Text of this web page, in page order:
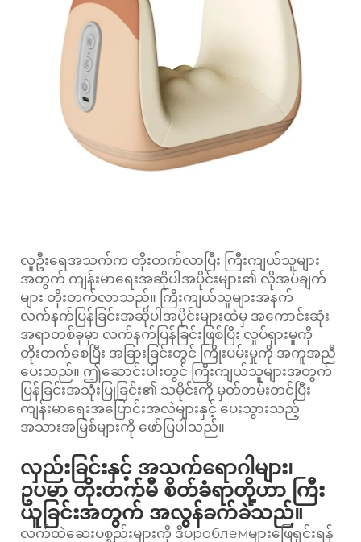
လူဦးရေအသက်က တိုးတက်လာပြီး ကြီးကျယ်သူများ
အတွက် ကျန်းမာရေးအဆိုပါအပိုင်းများ၏ လိုအပ်ချက်
များ တိုးတက်လာသည်။ ကြီးကျယ်သူများအနက်
လက်နက်ပြန်ခြင်းအဆိုပါအပိုင်းများထဲမှ အကောင်းဆုံး
အရာတစ်ခုမှာ လက်နက်ပြန်ခြင်းဖြစ်ပြီး လှုပ်ရှားမှုကို
တိုးတက်စေပြီး အခြားခြင်းတွင် ကြိုးပမ်းမှုကို အကူအညီ
ပေးသည်။ ဤဆောင်းပါးတွင် ကြီးကျယ်သူများအတွက်
ပြန်ခြင်းအသုံးပြုခြင်း၏ သမိုင်းကို မှတ်တမ်းတင်ပြီး
ကျန်းမာရေးအပြောင်းအလဲများနှင့် ပေးသွားသည့်
အသားအမြစ်များကို ဖော်ပြပါသည်။
လှည်းခြင်းနှင့် အသက်ရောဂါများ၊
ဥပမာ တိုးတက်မီ စိတ်ခံရာတို့ဟာ ကြီး
ယူခြင်းအတွက် အလွန်ခက်ခဲသည်။
လက်ထဲဆေးပစ္စည်းများကို ဒီပроблемများဖြေရှင်းရန်